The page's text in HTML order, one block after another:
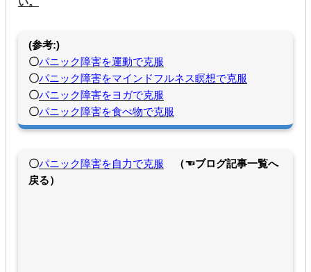
(参考:)
〇パニック障害を運動で克服
〇パニック障害をマインドフルネス瞑想で克服
〇パニック障害をヨガで克服
〇パニック障害を食べ物で克服
〇パニック障害を自力で克服
（☜ブログ記事一覧へ
戻る）